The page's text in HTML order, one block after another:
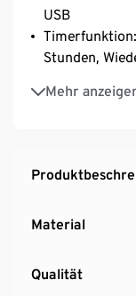
USB
Stunden,
Mehr
Für den
Material
Qualität